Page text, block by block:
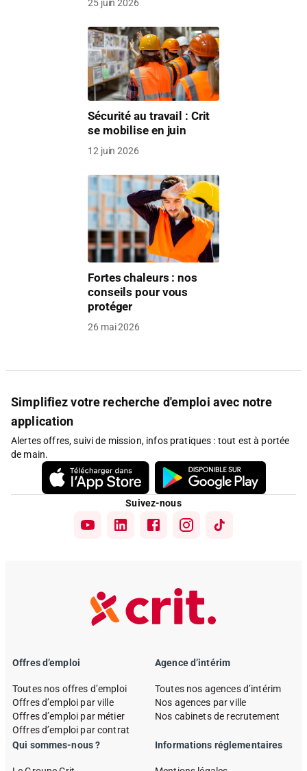
25 juin 2026
Sécurité au travail : Crit
se mobilise en juin
12 juin 2026
Fortes chaleurs : nos
conseils pour vous
protéger
26 mai 2026